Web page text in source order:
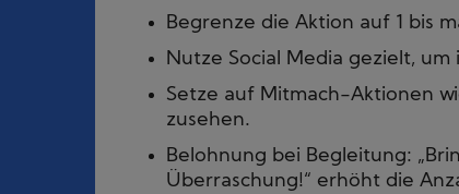
Begrenze die Aktion auf 1 bis
Nutze Social Media gezielt,
Setze auf Mitmach-Aktionen
zusehen.
Belohnung bei Begleitung:
Überraschung!“ erhöht die